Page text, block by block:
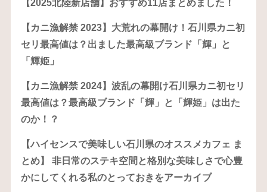
【2025北陸新店舗】おすすめ11店まとめました！
【カニ漁解禁 2023】大荒れの幕開け！石川県カニ初
セリ最高値は？出ました最高級ブランド「輝」と
「輝姫」
【カニ漁解禁 2024】波乱の幕開け石川県カニ初セリ
最高値は？最高級ブランド「輝」と「輝姫」は出た
のか！？
【ハイセンスで美味しい石川県のオススメカフェ ま
とめ】 非日常のステキ空間と格別な美味しさで心豊
かにしてくれる私のとっておきをアーカイブ